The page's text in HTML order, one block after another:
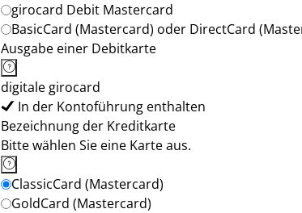
girocard Debit Mastercard
BasicCard (Mastercard) oder DirectCard
Ausgabe einer Debitkarte
digitale girocard
In der Kontoführung enthalten
Bezeichnung der Kreditkarte
Bitte wählen Sie eine Karte aus.
ClassicCard (Mastercard)
GoldCard (Mastercard)